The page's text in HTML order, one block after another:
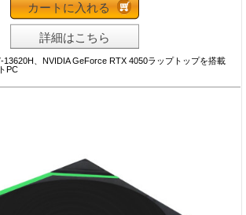
カートに入れる
詳細はこちら
13620H、NVIDIA GeForce RTX 4050ラップトップを搭載
PC